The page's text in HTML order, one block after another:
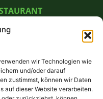
wir Technologien wie
und/oder darauf
zustimmst, können wir Daten
auf dieser Website verarbeiten.
Vista Restaurante GmbH